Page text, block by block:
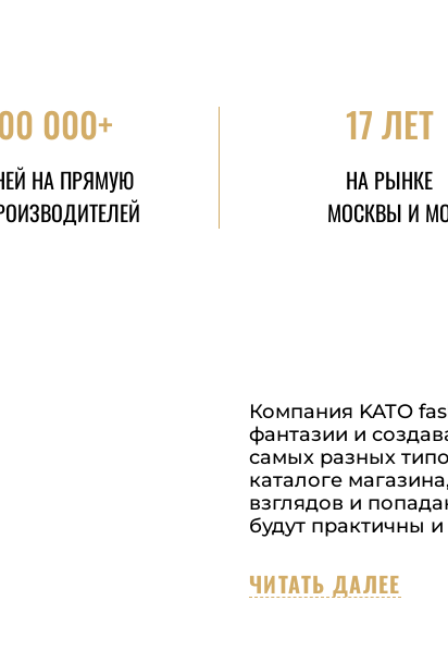
000+
НА ПРЯМУЮ
17 ЛЕТ
НА РЫНКЕ
МОСКВЫ И
Компания KATO
фантазии и
самых разных
каталоге
взглядов и
будут практичны
ЧИТАТЬ ДАЛЕЕ